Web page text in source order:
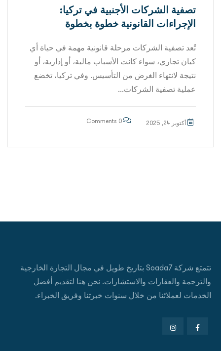
تصفية الشركات الأجنبية في تركيا:
الإجراءات القانونية خطوة بخطوة
تُعد تصفية الشركات مرحلة قانونية مهمة في حياة أي
كيان تجاري، سواء كانت الأسباب مالية، أو إدارية، أو
نتيجة لانتهاء الغرض من التأسيس. وفي تركيا، تخضع
عملية تصفية الشركات...
أكتوبر 24, 2025
تتمتع شركة Soada7 بتاريخ طويل في مجال التجارة الخارجية
والترجمة والعقارات والاستشارات. نحن هنا لتقديم أفضل
الخدمات لعملائنا من خلال سنوات خبرتنا وفريق الخبراء.